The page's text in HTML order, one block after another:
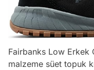
Fairbanks Low Erkek
malzeme süet topuk